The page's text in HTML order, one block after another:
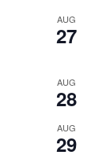
AUG
27
AUG
28
AUG
29